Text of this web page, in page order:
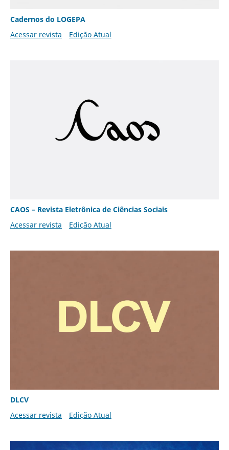
Cadernos do LOGEPA
Acessar revista
Edição Atual
CAOS – Revista Eletrônica de Ciências Sociais
Acessar revista
Edição Atual
DLCV
Acessar revista
Edição Atual